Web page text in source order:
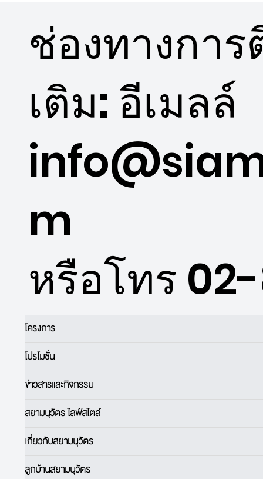
โครงการ
โปรโมชั่น
ข่าวสารและกิจกรรม
สยามนุวัตร ไลฟ์สไตล์
เกี่ยวกับสยามนุวัตร
ลูกบ้านสยามนุวัตร
ช่องทางกา
เติม: อีเมลล์
m
หรือโทร
ทาวน์ สยาม